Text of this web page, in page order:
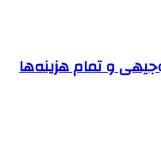
و تمام هزینه‌ها